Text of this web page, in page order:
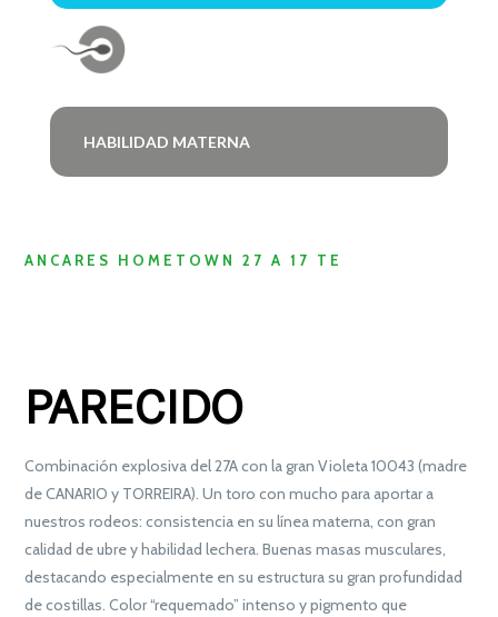
HABILIDAD MATERNA
ANCARES HOMETOWN 27 A 17 TE
PARECIDO
Combinación explosiva del 27A con la gran Violeta 10043 (madre
de CANARIO y TORREIRA). Un toro con mucho para aportar a
nuestros rodeos: consistencia en su línea materna, con gran
calidad de ubre y habilidad lechera. Buenas masas musculares,
destacando especialmente en su estructura su gran profundidad
de costillas. Color “requemado” intenso y pigmento que